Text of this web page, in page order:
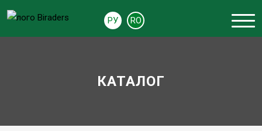
РУ RO
КАТАЛОГ